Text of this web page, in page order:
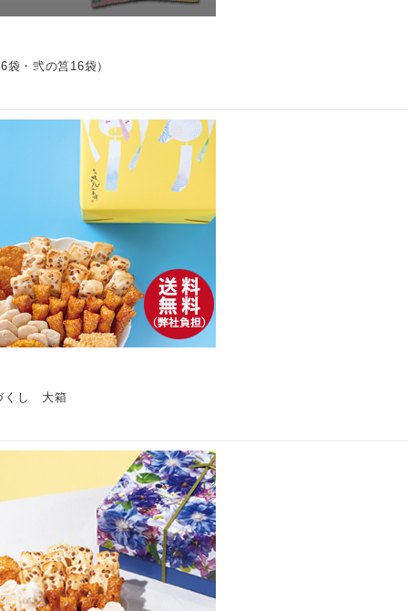
・弐の筥16袋）
くし 大箱